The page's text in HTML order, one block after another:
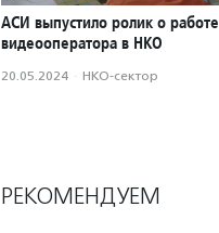
АСИ выпустило ролик о работе
видеооператора в НКО
20.05.2024 · НКО-сектор
РЕКОМЕНДУЕМ